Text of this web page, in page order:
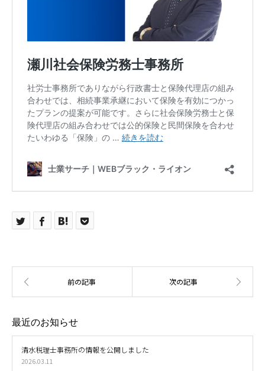
最近のお知らせ
清水税理士事務所の情報を公開しました
2026.03.11